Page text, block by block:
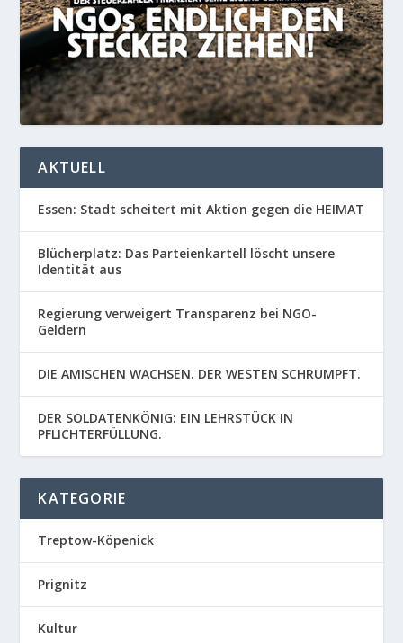
AKTUELL
Essen: Stadt scheitert mit Aktion gegen die HEIMAT
Blücherplatz: Das Parteienkartell löscht unsere
Identität aus
Regierung verweigert Transparenz bei NGO-
Geldern
DIE AMISCHEN WACHSEN. DER WESTEN SCHRUMPFT.
DER SOLDATENKÖNIG: EIN LEHRSTÜCK IN
PFLICHTERFÜLLUNG.
KATEGORIE
Treptow-Köpenick
Prignitz
Kultur